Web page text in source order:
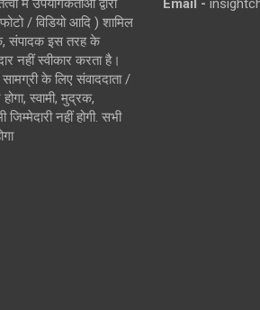
में उपयोगकर्ताओं द्वारा
/ विडियो आदि ) शामिल
संपादक इस तरह के
नहीं स्वीकार करता है।
के लिए संवाददाता /
स्वामी, मुद्रक,
नहीं होगी. सभी
Email -